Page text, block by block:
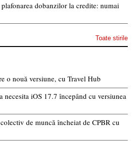
dobanzilor la credite: numai
Toate stirile
o nouă versiune, cu Travel Hub
iOS 17.7 începând cu versiunea
de muncă încheiat de CPBR cu